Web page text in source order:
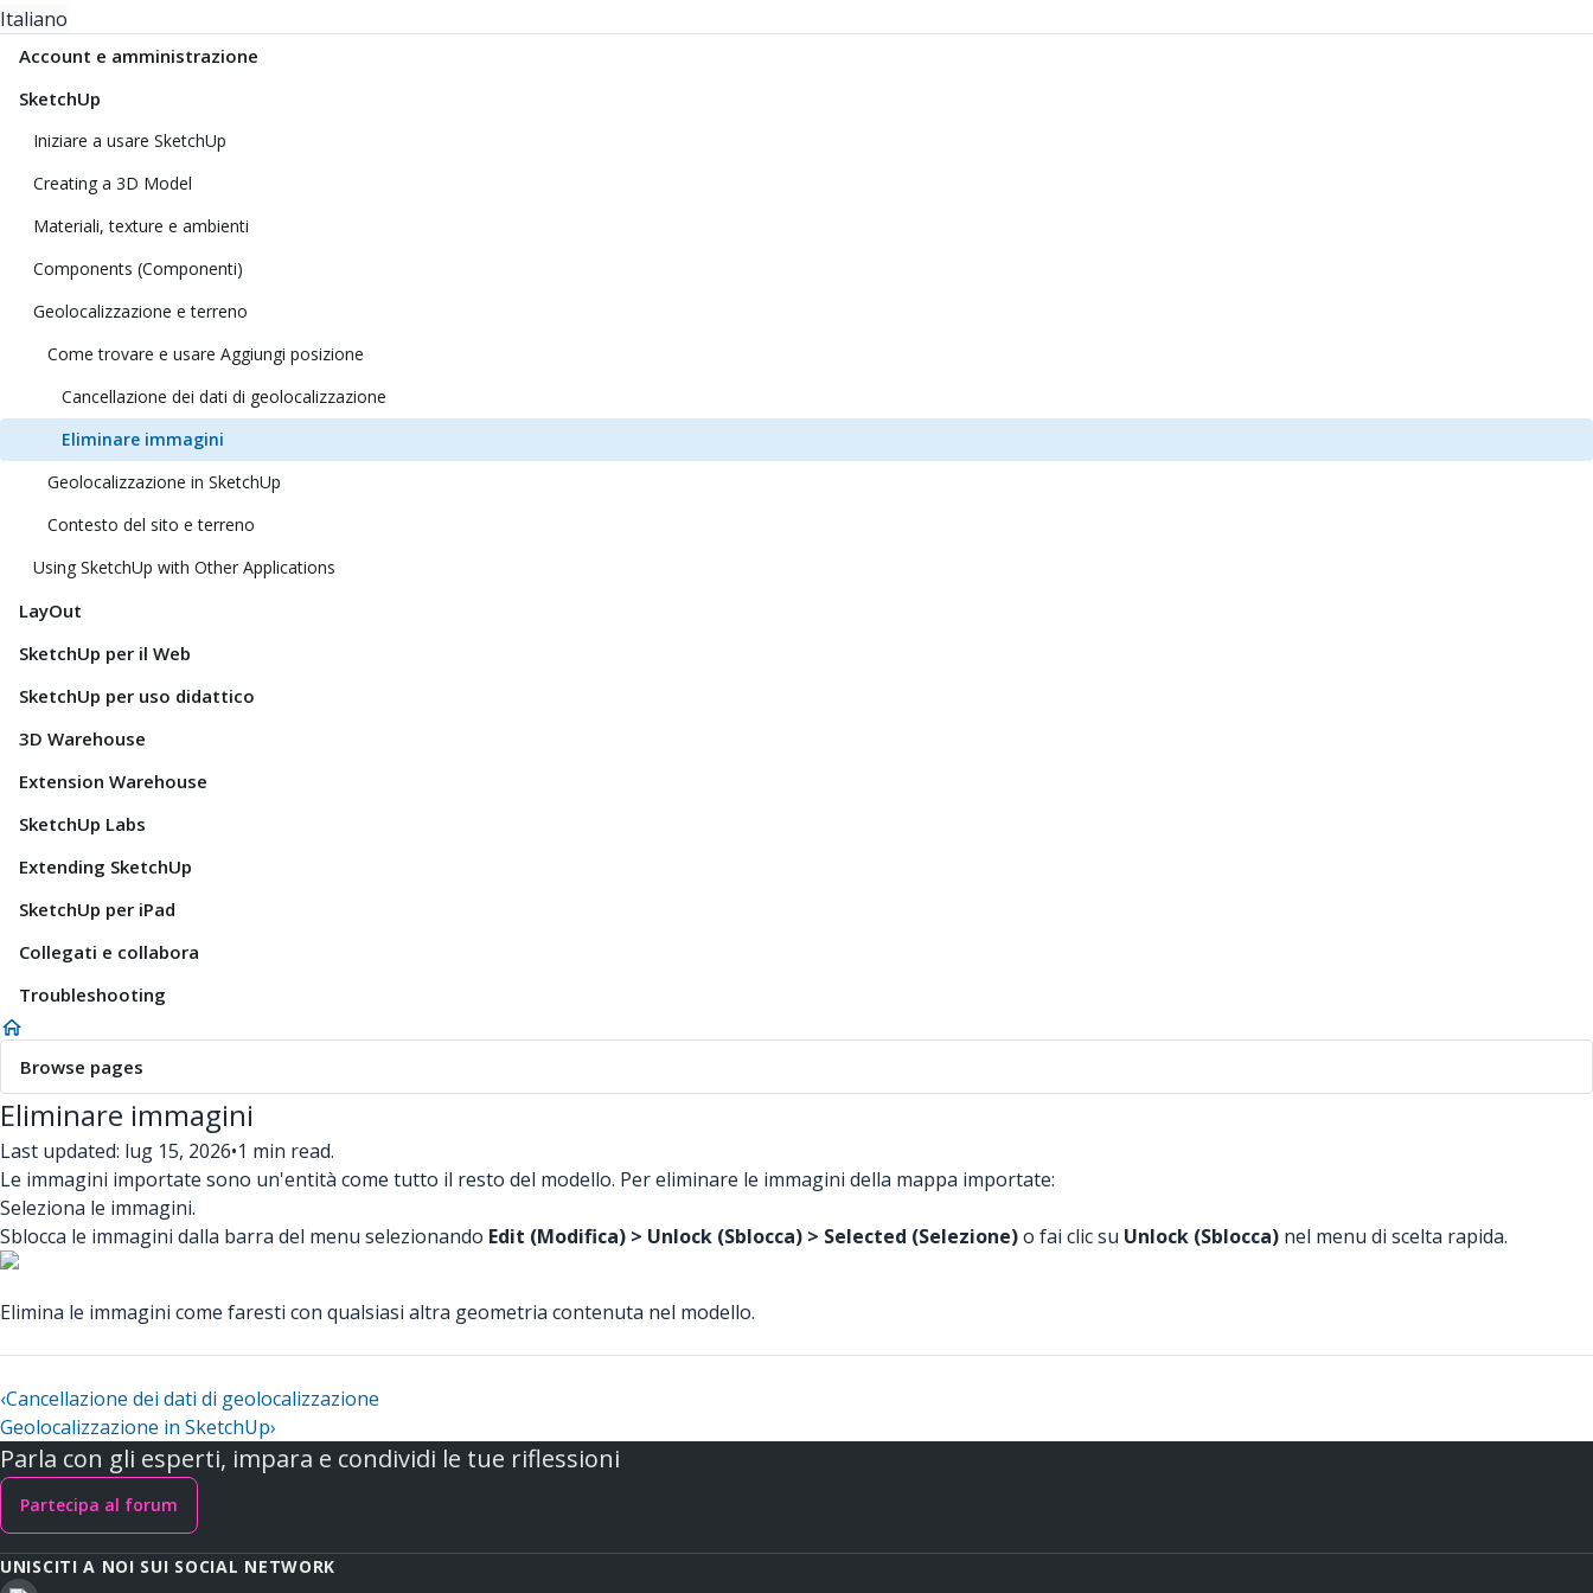
Italiano
Account e amministrazione
SketchUp
Iniziare a usare SketchUp
Creating a 3D Model
Materiali, texture e ambienti
Components (Componenti)
Geolocalizzazione e terreno
Come trovare e usare Aggiungi posizione
Cancellazione dei dati di geolocalizzazione
Eliminare immagini
Geolocalizzazione in SketchUp
Contesto del sito e terreno
Using SketchUp with Other Applications
LayOut
SketchUp per il Web
SketchUp per uso didattico
3D Warehouse
Extension Warehouse
SketchUp Labs
Extending SketchUp
SketchUp per iPad
Collegati e collabora
Troubleshooting
Browse pages
Eliminare immagini
Last updated: lug 15, 2026•1 min read.
Le immagini importate sono un'entità come tutto il resto del modello. Per eliminare le immagini della mappa importate:
Seleziona le immagini.
Sblocca le immagini dalla barra del menu selezionando Edit (Modifica) > Unlock (Sblocca) > Selected (Selezione)o fai clic su Unlock (Sblocca) nel menu di scelta rapida.
Elimina le immagini come faresti con qualsiasi altra geometria contenuta nel modello.
‹Cancellazione dei dati di geolocalizzazione
Geolocalizzazione in SketchUp›
Parla con gli esperti, impara e condividi le tue riflessioni
Partecipa al forum
UNISCITI A NOI SUI SOCIAL NETWORK